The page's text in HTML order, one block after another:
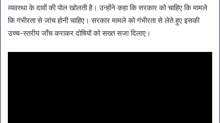
व्यवस्था के दावों की पोल खोलती है। उन्होंने कहा कि सरकार को चाहिए कि मामले
कि गंभीरता से जांच होनी चाहिए। सरकार मामले को गंभीरता से लेते हुए इसकी
उच्च-स्तरीय जाँच कराकर दोषियों को सख्त सजा दिलाए।